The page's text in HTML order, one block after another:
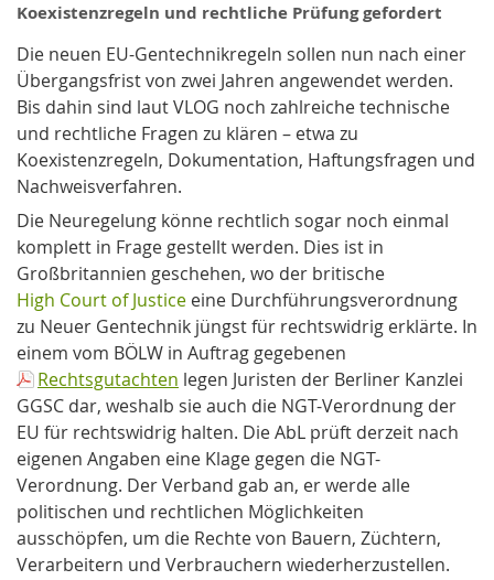
Koexistenzregeln und rechtliche Prüfung gefordert
Die neuen EU-Gentechnikregeln sollen nun nach einer
Übergangsfrist von zwei Jahren angewendet werden.
Bis dahin sind laut VLOG noch zahlreiche technische
und rechtliche Fragen zu klären – etwa zu
Koexistenzregeln, Dokumentation, Haftungsfragen und
Nachweisverfahren.
Die Neuregelung könne rechtlich sogar noch einmal
komplett in Frage gestellt werden. Dies ist in
Großbritannien geschehen, wo der britische
High Court of Justice eine Durchführungsverordnung
zu Neuer Gentechnik jüngst für rechtswidrig erklärte. In
einem vom BÖLW in Auftrag gegebenen
Rechtsgutachten legen Juristen der Berliner Kanzlei
GGSC dar, weshalb sie auch die NGT-Verordnung der
EU für rechtswidrig halten. Die AbL prüft derzeit nach
eigenen Angaben eine Klage gegen die NGT-
Verordnung. Der Verband gab an, er werde alle
politischen und rechtlichen Möglichkeiten
ausschöpfen, um die Rechte von Bauern, Züchtern,
Verarbeitern und Verbrauchern wiederherzustellen.